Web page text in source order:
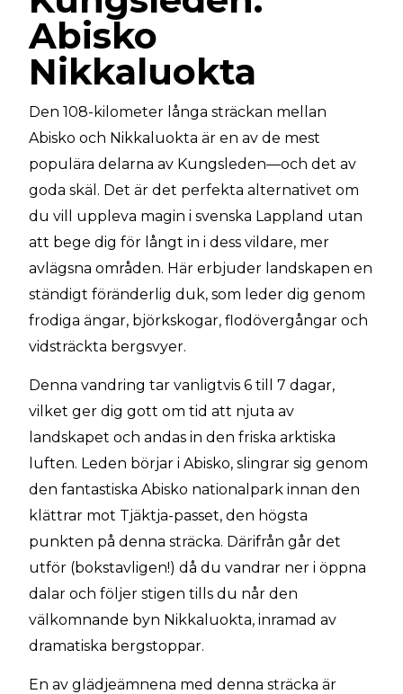
Abisko
Nikkaluokta
Den 108-kilometer långa sträckan mellan
Abisko och Nikkaluokta är en av de mest
populära delarna av Kungsleden—och det av
goda skäl. Det är det perfekta alternativet om
du vill uppleva magin i svenska Lappland utan
att bege dig för långt in i dess vildare, mer
avlägsna områden. Här erbjuder landskapen en
ständigt föränderlig duk, som leder dig genom
frodiga ängar, björkskogar, flodövergångar och
vidsträckta bergsvyer.
Denna vandring tar vanligtvis 6 till 7 dagar,
vilket ger dig gott om tid att njuta av
landskapet och andas in den friska arktiska
luften. Leden börjar i Abisko, slingrar sig genom
den fantastiska Abisko nationalpark innan den
klättrar mot Tjäktja-passet, den högsta
punkten på denna sträcka. Därifrån går det
utför (bokstavligen!) då du vandrar ner i öppna
dalar och följer stigen tills du når den
välkomnande byn Nikkaluokta, inramad av
dramatiska bergstoppar.
En av glädjeämnena med denna sträcka är